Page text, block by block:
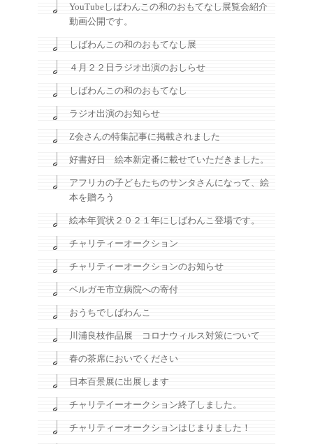
YouTubeしばわんこの和のおもてなし展覧会紹介
動画公開です。
しばわんこの和のおもてなし展
４月２２日ラジオ出演のおしらせ
しばわんこの和のおもてなし
ラジオ出演のお知らせ
Z会さんの特集記事に掲載されました
好書好日 絵本新定番に載せていただきました。
アフリカの子どもたちのサンタさんになって、絵
本を贈ろう
絵本年賀状２０２１年にしばわんこ登場です。
チャリティーオークション
チャリティーオークションのお知らせ
ベルガモ市立病院への寄付
おうちでしばわんこ
川浦良枝作品展 コロナウィルス対策について
春の茶席においでください
日本百景展に出展します
チャリテイーオークション終了しました。
チャリティーオークションはじまりました！